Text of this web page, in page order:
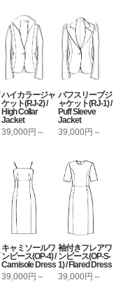
ハイカラージャ
ケット(RJ-2) /
High Collar
Jacket
39,000円～
パフスリーブジ
ャケット(RJ-1) /
Puff Sleeve
Jacket
39,000円～
キャミソールワ
ンピース(OP-4) /
Camisole Dress
39,000円～
袖付きフレアワ
ンピース(OP-S-
1) / Flared Dress
39,000円～